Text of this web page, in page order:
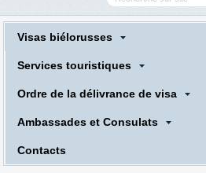
Visas biélorusses
Services touristiques
Ordre de la délivrance de visa
Ambassades et Consulats
Сontacts